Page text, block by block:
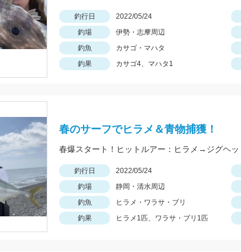
釣行日 2022/05/24
釣場
伊勢・志摩周辺
釣魚
カサゴ・マハタ
釣果
カサゴ4、マハタ1
春のサーフでヒラメ＆青物捕獲！
釣行日 2022/05/24
釣場
静岡・清水周辺
釣魚
ヒラメ・ワラサ・ブリ
釣果
ヒラメ1匹、ワラサ・ブリ1匹